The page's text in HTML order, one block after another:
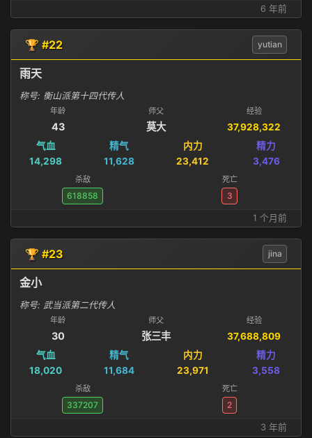
6 年前
🏆 #22 yutian
雨天
称号: 衡山派第十四代传人
年龄
43
师父
莫大
经验
37,928,322
气血
14,298
精气
11,628
内力
23,412
精力
3,476
杀敌
618858
死亡
3
1 个月前
🏆 #23 jina
金小
称号: 武当派第二代传人
年龄
30
师父
张三丰
经验
37,688,809
气血
18,020
精气
11,684
内力
23,971
精力
3,558
杀敌
337207
死亡
2
3 年前